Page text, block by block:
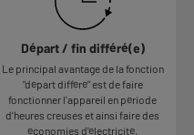
Départ / fin différé(e)
Le principal avantage de la fonction
"départ différé" est de faire
fonctionner l'appareil en période
d'heures creuses et ainsi faire des
économies d'électricité.